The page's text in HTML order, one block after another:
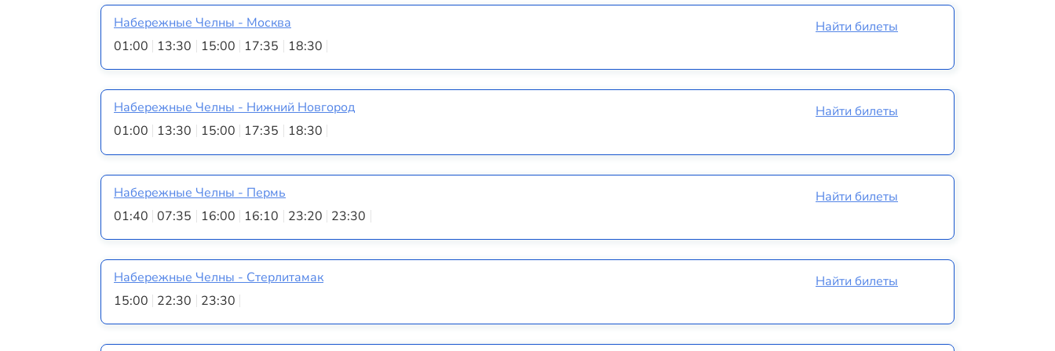
Набережные Челны - Москва
01:00
13:30 15:00 17:35 18:30
Найти билеты
Набережные Челны - Нижний Новгород
01:00
13:30 15:00 17:35 18:30
Найти билеты
Набережные Челны - Пермь
01:40 07:35 16:00 16:10 23:20 23:30
Найти билеты
Набережные Челны - Стерлитамак
15:00 22:30 23:30
Найти билеты